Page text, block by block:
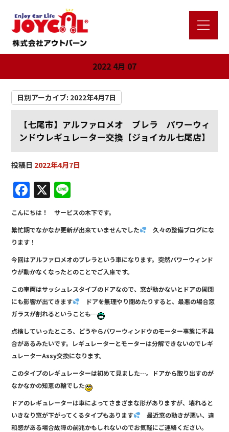
2022 4月 07
日別アーカイブ: 2022年4月7日
【七尾市】アルファロメオ ブレラ パワーウィ
ンドウレギュレーター交換【ジョイカル七尾店】
投稿日 2022年4月7日
F
a
c
e
b
o
o
k
X
n
e
こんにちは！ サービスの木下です。
繁忙期でなかなか更新が出来ていませんでした
久々の整備ブログにな
ります！
今回はアルファロメオのブレラという車になります。突然パワーウィンド
ウが動かなくなったとのことでご入庫です。
この車両はサッシュレスタイプのドアなので、窓が動かないとドアの開閉
にも影響が出てきます
ドアを無理やり閉めたりすると、最悪の場合窓
ガラスが割れるということも…
点検していったところ、どうやらパワーウィンドウのモーター事態に不具
合があるみたいです。レギュレーターとモーターは分解できないのでレギ
ュレーターAssy交換になります。
このタイプのレギュレーターは初めて見ました…。ドアから取り出すのが
なかなかの知恵の輪でした
ドアのレギュレーターは車によってさまざまな形がありますが、壊れると
いきなり窓が下がってくるタイプもあります
最近窓の動きが悪い、違
和感がある場合故障の前兆かもしれないのでお気軽にご連絡ください。